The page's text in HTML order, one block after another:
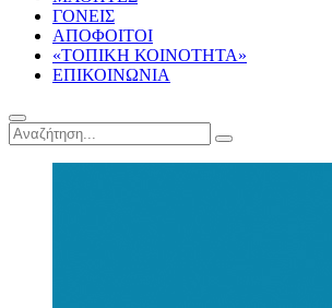
ΓΟΝΕΙΣ
ΑΠΟΦΟΙΤΟΙ
«ΤΟΠΙΚΗ ΚΟΙΝΟΤΗΤΑ»
ΕΠΙΚΟΙΝΩΝΙΑ